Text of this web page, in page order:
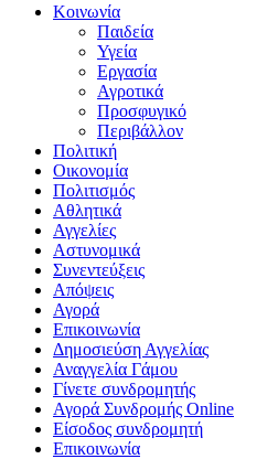
Κοινωνία
Παιδεία
Υγεία
Εργασία
Αγροτικά
Προσφυγικό
Περιβάλλον
Πολιτική
Οικονομία
Πολιτισμός
Αθλητικά
Αγγελίες
Αστυνομικά
Συνεντεύξεις
Απόψεις
Αγορά
Επικοινωνία
Δημοσιεύση Αγγελίας
Αναγγελία Γάμου
Γίνετε συνδρομητής
Αγορά Συνδρομής Online
Είσοδος συνδρομητή
Επικοινωνία